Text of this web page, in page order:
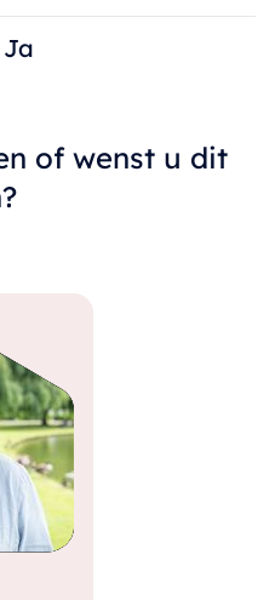
Ja
of wenst u dit